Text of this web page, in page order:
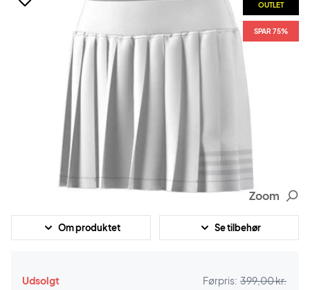
OUTLET
SPAR 75%
Zoom
Om produktet Se tilbehør
Udsolgt
Førpris: 399,00 kr.